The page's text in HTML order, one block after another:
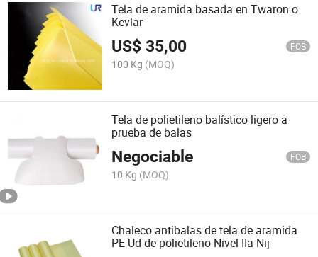
Tela de aramida basada en Twaron o
Kevlar
US$35,00 FOB
100 Kg (MOQ)
Tela de polietileno balístico ligero a
prueba de balas
Negociable FOB
10 Kg (MOQ)
Chaleco antibalas de tela de aramida
PE Ud de polietileno Nivel IIa Nij